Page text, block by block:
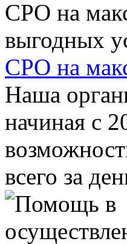
СРО на
Наша
начиная с
всего за